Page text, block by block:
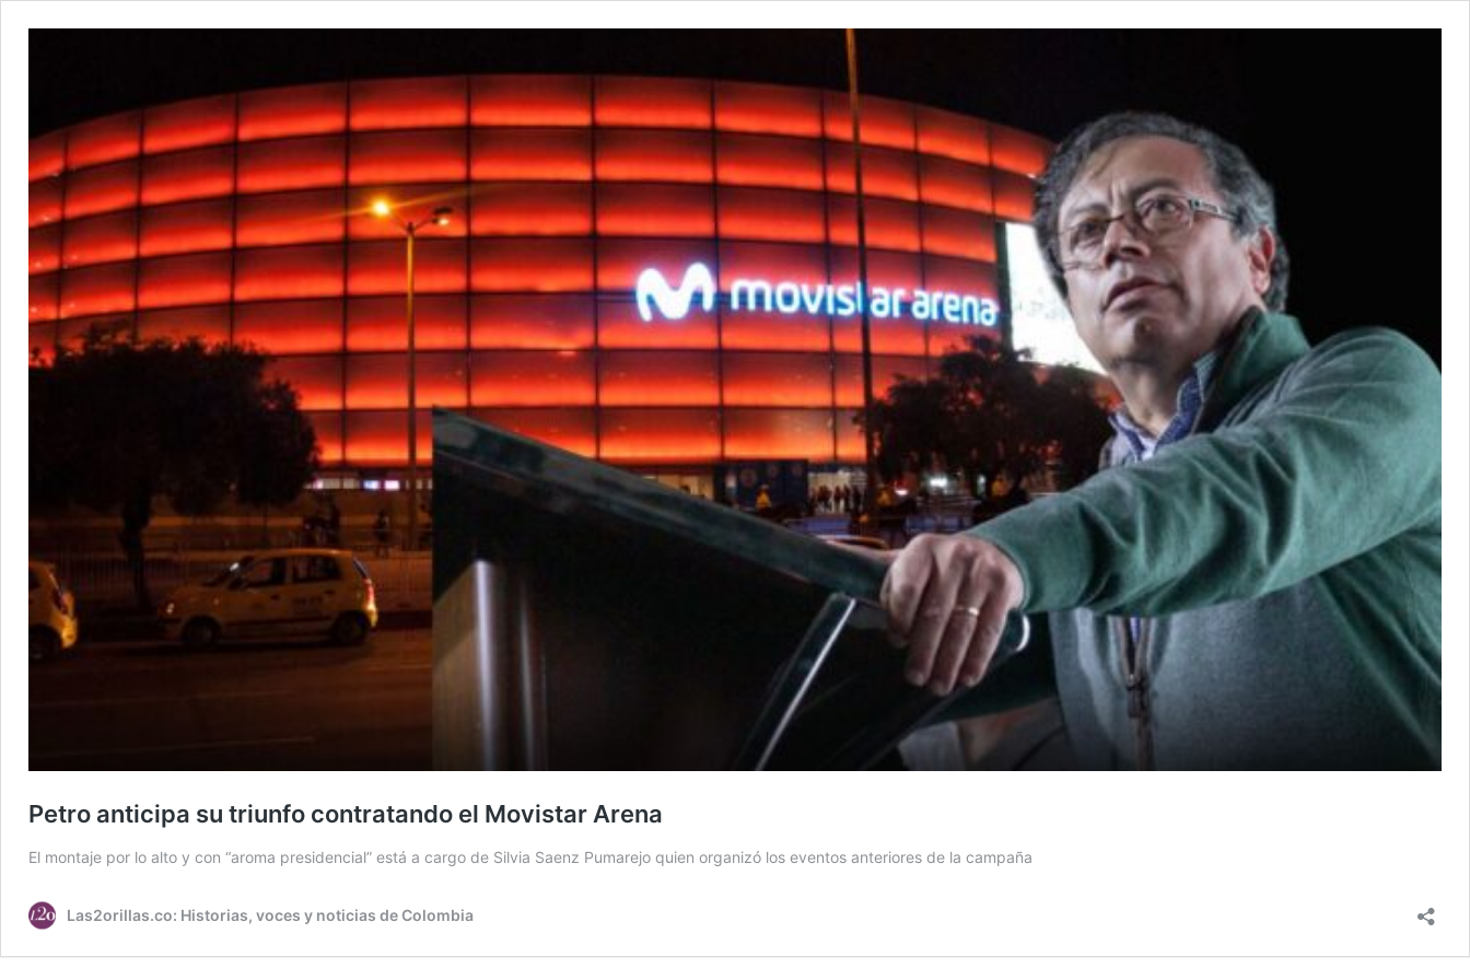
Petro anticipa su triunfo contratando el Movistar Arena
El montaje por lo alto y con “aroma presidencial” está a cargo de Silvia Saenz Pumarejo quien organizó los eventos anteriores de la campaña
Las2orillas.co: Historias, voces y noticias de Colombia